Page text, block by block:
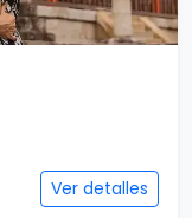
Ver detalles